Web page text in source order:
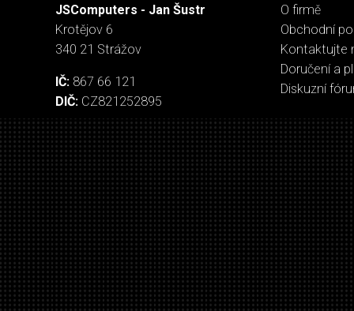
JSComputers - Jan Šustr
Krotějov 6
340 21 Strážov
IČ: 867 66 121
DIČ: CZ821252895
O firmě
Obchodní
Kontaktujte
Doručení a
Diskuzní